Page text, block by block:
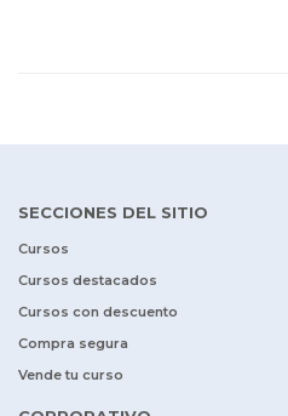
SECCIONES DEL SITIO
Cursos
Cursos destacados
Cursos con descuento
Compra segura
Vende tu curso